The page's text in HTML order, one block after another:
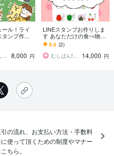
ル！ライ
ンプ作成
似顔絵、
ルキャラ
ンプに◎
にしだまんまる
8,000 円
LINEスタンプお作りしま
す あなただけの食べ物キ
ャラスタンプをお作りし
ます♪
5.0 (2)
むしぱんfoodillust
14,000 円
の流れ、お支払い方法・手数料
使って頂くための制度やマナー
ちら。